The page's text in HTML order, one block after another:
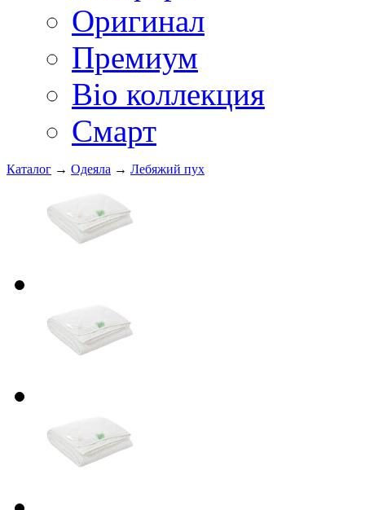
Оригинал
Премиум
Bio коллекция
Смарт
Каталог → Одеяла → Лебяжий пух